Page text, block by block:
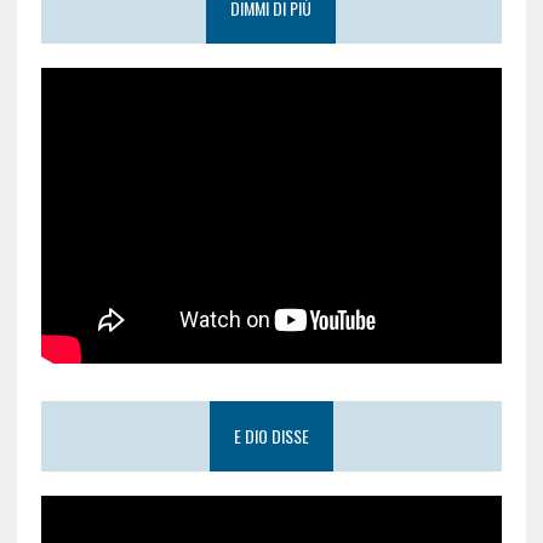
DIMMI DI PIÙ
E DIO DISSE